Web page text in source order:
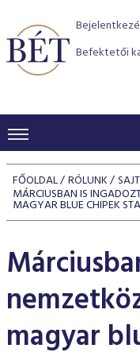
Befektetői
KERESKEDÉSI ADATOK
INDEXEK
Kötvényindexek
Jelzáloglevél
Vállalati
Kedvenc
Azonnali Piac
Részvények
Származékos piac
BEFEKTETŐK
Indexek
Részvény
Hitelpapír
Szabályozás
BÉT
Alkalmazott
Elszámolás
KIBOCSÁTÓK
Részvény és
program
BÉT Xtend -
TŐZSDETAGOK
Tőzsdetagok,
VENDOROK
FŐOLDAL RÓLUNK
MÁRCIUSBAN IS
MAGYAR BLUE CHIPEK
magyar